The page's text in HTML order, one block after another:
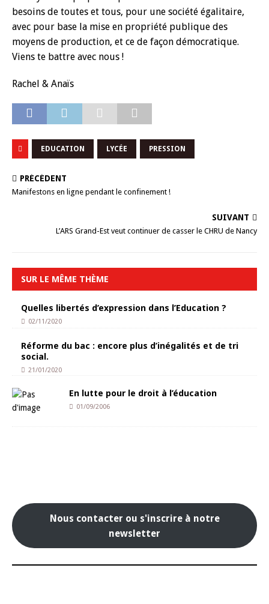
besoins de toutes et tous, pour une société égalitaire,
avec pour base la mise en propriété publique des
moyens de production, et ce de façon démocratique.
Viens te battre avec nous !
Rachel & Anaïs
EDUCATION LYCÉE PRESSION
PRÉCÉDENT
Manifestons en ligne pendant le confinement !
SUIVANT
L’ARS Grand-Est veut continuer de casser le CHRU de Nancy
SUR LE MÊME THÈME
Quelles libertés d’expression dans l’Education ?
02/11/2020
Réforme du bac : encore plus d’inégalités et de tri
social.
21/01/2020
En lutte pour le droit à l’éducation
01/09/2006
Nous contacter ou s'inscrire à notre
newsletter